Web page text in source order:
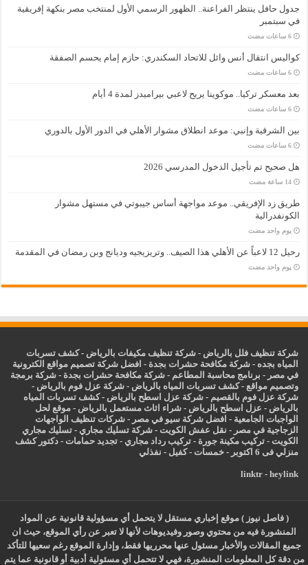
جدول حافل ينتظر الفراعنة.. الظهور الرسمي الأول لمنتخب مصر بنكهة إفريقية
في سبتمبر
‏6 ساعات مضت
كواليس انتقال أنس وائل للاتحاد السكندري: حازم إمام يحسم الصفقة
‏6 ساعات مضت
بعد معسكر تركيا.. موكوينا يريح لاعبي بيراميدز لمدة 4 أيام
‏6 ساعات مضت
بين الشرقية وإنبي: موعد انطلاق مشوار الأهلي في الدور الأول بالدوري
‏6 ساعات مضت
هل صحيح تم تأجيل الدخول المدرسي 2026
‏14 ساعة مضت
طريق زد الإفريقي.. موعد مواجهة أساس جيبوتي في مستهل مشوار
الكونفدرالية
‏يوم واحد مضت
رحيل 12 لاعباً عن الأهلي هذا الصيف.. وتريزيجيه وديانج وبن رمضان في المقدمة
‏يوم واحد مضت
شركة تنظيف فلل بالرياض -شركة تنظيف مكيفات بالرياض -كشف تسربات
المياه بجده -شركة مكافحة حشرات بجدة - افضل شركة تصميم مواقع الكترونية
في مصر - برنامج محاسبة المطاعم -شركة مكافحة حشرات بجدة -شركة برمجة
وتصميم مواقع -كشف تسربات المياه بالرياض -شركة عزل فوم بالرياض -
شركة عزل فوم بالقصيم -شركة عزل اسطح بالرياض -كشف تسربات المياه
بالرياض - عزل اسطح بالرياض -شراء اثاث مستعمل بالرياض - موقع لحل
الواجبات الجامعية - افضل شركة سيو في مصر -شركات تنظيف الواجهات
الزجاجية في مصر - نقل عفش الكويت -شركة تسليك مجاري -تسليك مجاري
الكويت -تركيب مكينة جورة -تركيب رداد مجاري -تجديد حمامات -دكتور كشف
منزلي فى 6 اكتوبر
-خمسات -كفيل - نفذلي
linktr- heylink
( فاصل نيوز ) موقع إخباري مستقل لا يتحمل أي مسؤولية قانونية عن المواد
المنشورة فيه من محتوي وصور وفيديوهات لأنها لا تعبر عن رأي الموقع، حيث ان
جميع المقالات والأخبار مسئول عنها محرريها فقط، وإدارة الموقع رغم سعيها للتأكد
من دقة كل المعلومات المنشورة، فهي لا تتحمل أي مسئولية أدبية أو قانونية عما يتم